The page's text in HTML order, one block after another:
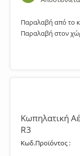
Παραλαβή από το
Παραλαβή στον
Κωπηλατική
R3
Κωδ.Προϊόντος :